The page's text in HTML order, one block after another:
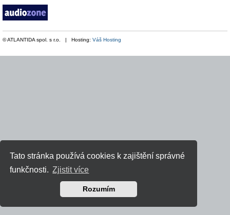
Tato stránka používá cookies k zajištění správné
funkčnosti. Zjistit více
Rozumím
© ATLANTIDA spol. s r.o. | Hosting: Váš Hosting